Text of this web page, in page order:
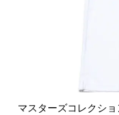
マスターズコレクシ